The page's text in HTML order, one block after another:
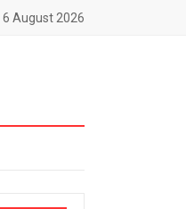
6 August 2026